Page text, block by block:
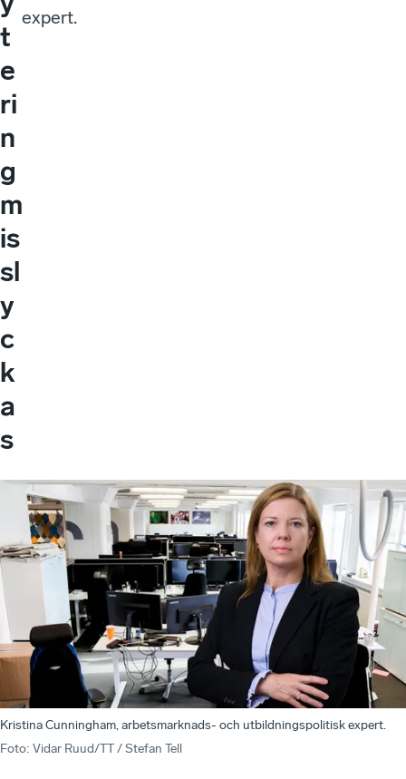
t
e
ri
n
g
m
is
sl
y
c
k
a
s
expert.
Kristina Cunningham, arbetsmarknads- och utbildningspolitisk expert.
Foto: Vidar Ruud/TT / Stefan Tell